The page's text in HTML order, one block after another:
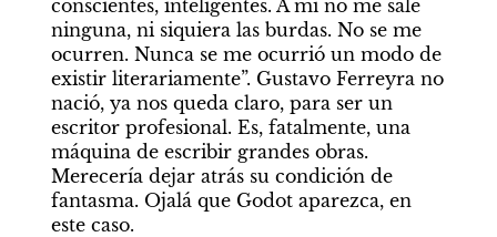
conscientes, inteligentes. A mí no me sale
ninguna, ni siquiera las burdas. No se me
ocurren. Nunca se me ocurrió un modo de
existir literariamente”. Gustavo Ferreyra no
nació, ya nos queda claro, para ser un
escritor profesional. Es, fatalmente, una
máquina de escribir grandes obras.
Merecería dejar atrás su condición de
fantasma. Ojalá que Godot aparezca, en
este caso.